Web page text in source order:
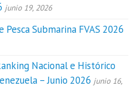
junio 19, 2026
Pesca Submarina FVAS 2026
Nacional e Histórico
– Junio 2026 junio 16,